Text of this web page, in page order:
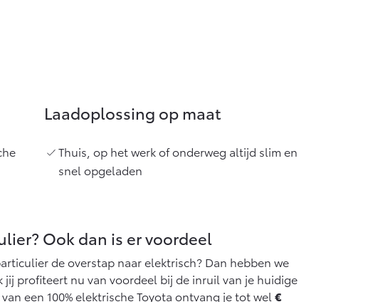
Laadoplossing op maat
Thuis, op het werk of onderweg altijd slim en
snel opgeladen
Ook dan is er voordeel
de overstap naar elektrisch? Dan hebben we
jij profiteert nu van voordeel bij de inruil van je huidige
een 100% elektrische Toyota ontvang je tot wel €